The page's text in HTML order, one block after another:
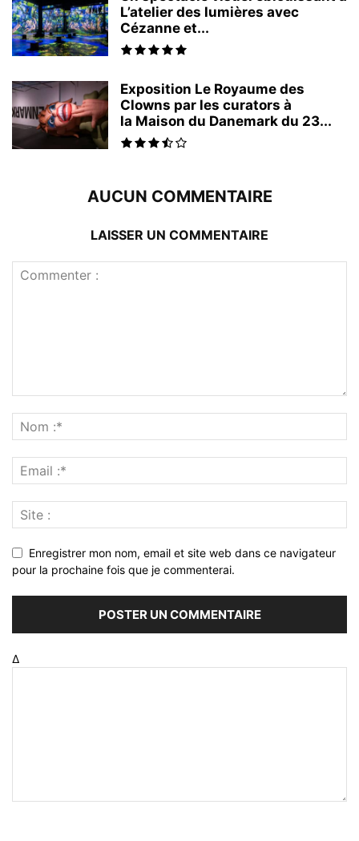
L’atelier des lumières avec
Cézanne et...
Exposition Le Royaume des
Clowns par les curators à
la Maison du Danemark du 23...
AUCUN COMMENTAIRE
LAISSER UN COMMENTAIRE
Enregistrer mon nom, email et site web dans ce navigateur
pour la prochaine fois que je commenterai.
Δ